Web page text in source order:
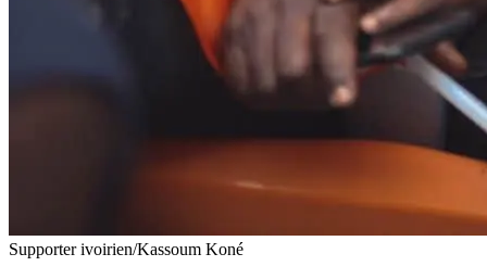
Supporter ivoirien/Kassoum Koné